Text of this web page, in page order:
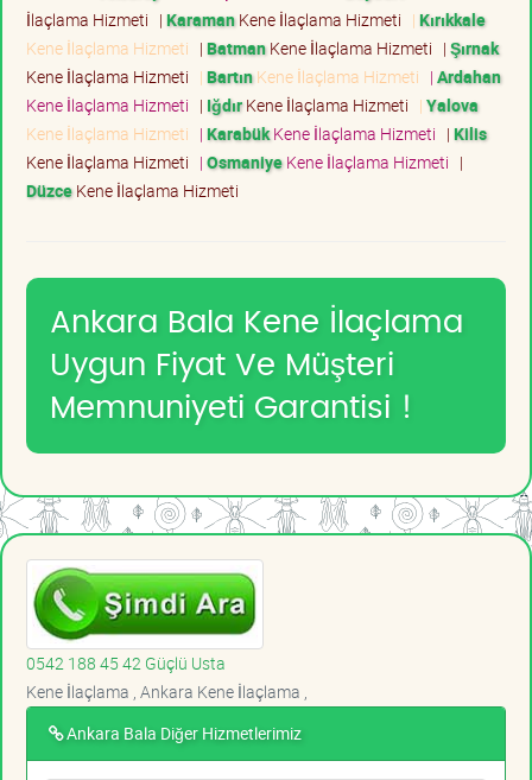
İlaçlama Hizmeti | KaramanKene İlaçlama Hizmeti | Kırıkkale
Kene İlaçlama Hizmeti | BatmanKene İlaçlama Hizmeti | Şırnak
Kene İlaçlama Hizmeti | BartınKene İlaçlama Hizmeti | Ardahan
Kene İlaçlama Hizmeti | IğdırKene İlaçlama Hizmeti | Yalova
Kene İlaçlama Hizmeti | KarabükKene İlaçlama Hizmeti | Kilis
Kene İlaçlama Hizmeti | OsmaniyeKene İlaçlama Hizmeti |
DüzceKene İlaçlama Hizmeti
Ankara Bala Kene İlaçlama
Uygun Fiyat Ve Müşteri
Memnuniyeti Garantisi !
0542 188 45 42 Güçlü Usta
Kene İlaçlama , Ankara Kene İlaçlama ,
Ankara Bala Diğer Hizmetlerimiz